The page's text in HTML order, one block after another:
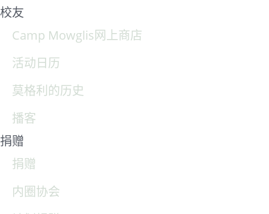
校友
Camp Mowglis网上商店
活动日历
莫格利的历史
播客
捐赠
捐赠
内圈协会